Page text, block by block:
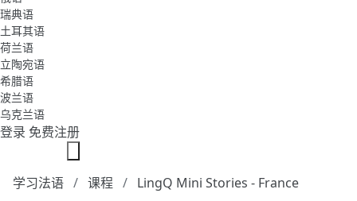
瑞典语
土耳其语
荷兰语
立陶宛语
希腊语
波兰语
乌克兰语
登录 免费注册
学习法语 课程 LingQ Mini Stories - France